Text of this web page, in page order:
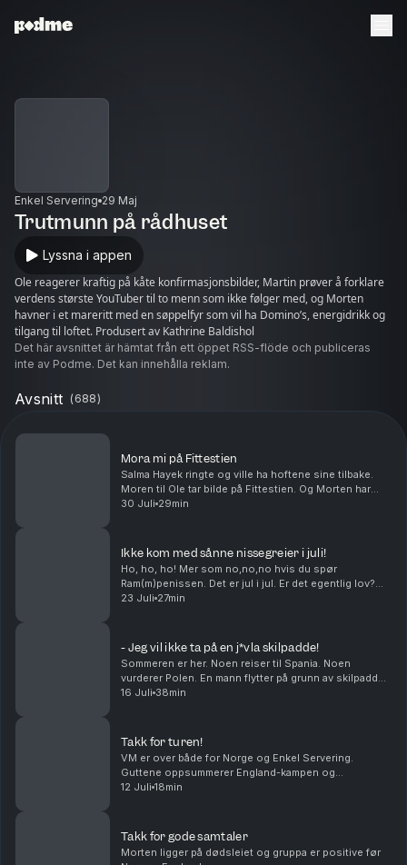
Enkel Servering 29 Maj
Trutmunn på rådhuset
Lyssna i appen
Ole reagerer kraftig på kåte konfirmasjonsbilder, Martin prøver å forklare
verdens største YouTuber til to menn som ikke følger med, og Morten
havner i et mareritt med en søppelfyr som vil ha Domino’s, energidrikk og
tilgang til loftet. Produsert av Kathrine Baldishol
Det här avsnittet är hämtat från ett öppet RSS-flöde och publiceras
inte av Podme. Det kan innehålla reklam.
Avsnitt (688)
Mora mi på Fittestien
Salma Hayek ringte og ville ha hoftene sine tilbake.
Moren til Ole tar bilde på Fittestien. Og Morten har
visst en greie med å krangle med dyr. Middagstips:
30 Juli 29min
Ikke kom med sånne nissegreier i juli!
Ho, ho, ho! Mer som no,no,no hvis du spør
Ram(m)penissen. Det er jul i jul. Er det egentlig lov?
Hvilken sunn matrett vil du egentlig at skal smake
23 Juli 27min
- Jeg vil ikke ta på en j*vla skilpadde!
Sommeren er her. Noen reiser til Spania. Noen
vurderer Polen. En mann flytter på grunn av skilpadder.
Livet tar folk i forskjellige retninger.Middagstips:
16 Juli 38min
Takk for turen!
VM er over både for Norge og Enkel Servering.
Guttene oppsummerer England-kampen og
mesterskapet. Takk for følget!
12 Juli 18min
Takk for gode samtaler
Morten ligger på dødsleiet og gruppa er positive før